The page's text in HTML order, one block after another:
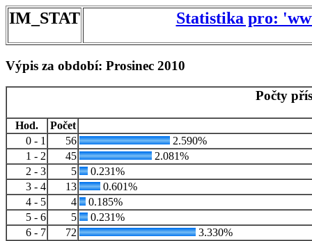
IM_STAT Statistika pro:
Výpis za období: Prosinec 2010
Počty
Hod.
Počet
0 - 1
56
2.590%
1 - 2
45
2.081%
2 - 3
5
0.231%
3 - 4
13
0.601%
4 - 5
4
0.185%
5 - 6
5
0.231%
6 - 7
72
3.330%